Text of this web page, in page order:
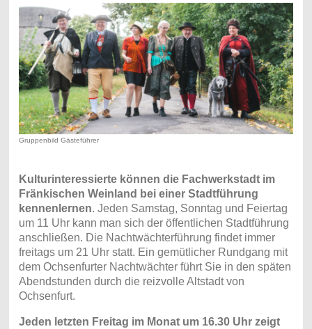
Gruppenbild Gästeführer
Kulturinteressierte können die Fachwerkstadt im
Fränkischen Weinland bei einer Stadtführung
kennenlernen. Jeden Samstag, Sonntag und Feiertag
um 11 Uhr kann man sich der öffentlichen Stadtführung
anschließen. Die Nachtwächterführung findet immer
freitags um 21 Uhr statt. Ein gemütlicher Rundgang mit
dem Ochsenfurter Nachtwächter führt Sie in den späten
Abendstunden durch die reizvolle Altstadt von
Ochsenfurt.
Jeden letzten Freitag im Monat um 16.30 Uhr zeigt